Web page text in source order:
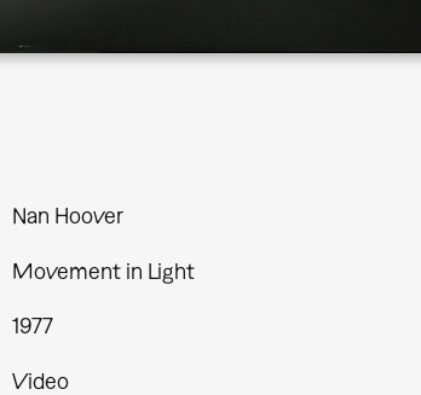
Nan Hoover
Movement in Light
1977
Video